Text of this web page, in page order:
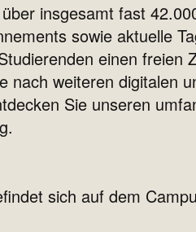
insgesamt fast
sowie aktuelle
einen freien
nach weiteren digitalen
Sie unseren
sich auf dem